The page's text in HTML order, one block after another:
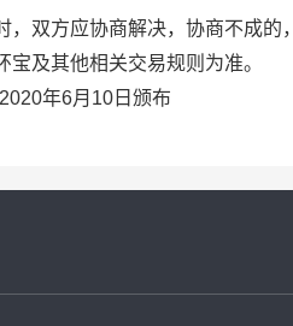
，双方应协商解决，协商不成
及其他相关交易规则为准。
年6月10日颁布